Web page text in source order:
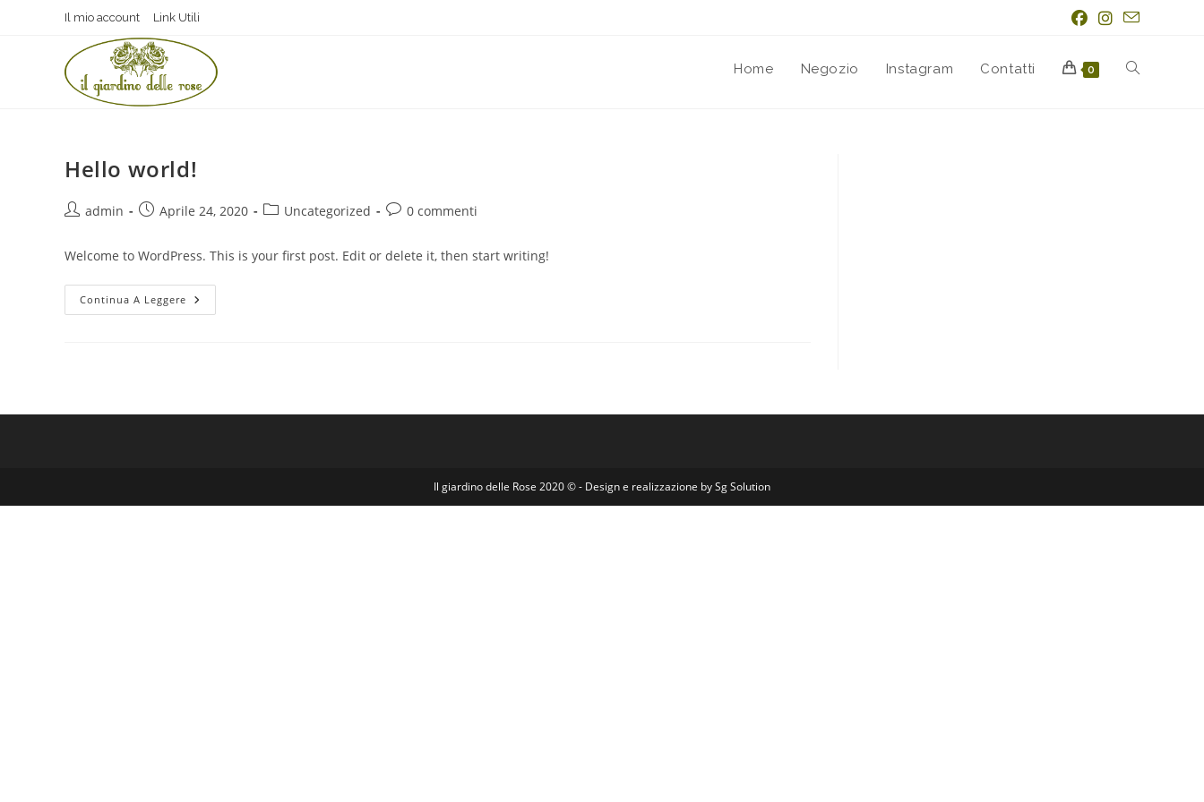
Il mio account Link Utili
Home Negozio Instagram Contatti 0
Hello world!
admin Aprile 24, 2020 Uncategorized 0 commenti
Welcome to WordPress. This is your first post. Edit or delete it, then start writing!
Continua A Leggere
Il giardino delle Rose 2020 © - Design e realizzazione by Sg Solution